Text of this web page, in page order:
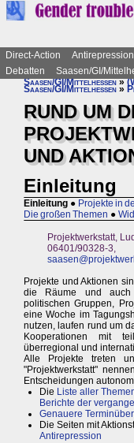
Direct-Action Antirepression
Debatten
Saasen/GI/
Saasen/GI/Mittelhessen»
Saasen/GI/Mittelhessen »
RUND UM
UND
Einleitung
Einleitung ● Projekte in
Die großen Themen ●
Projektwerkstatt,
06401/
Projekte und Aktionen
die Räume und auch
politischen Gruppen,
eine Woche im
nutzen, laufen rund um
Kooperationen mit
überregional und
Alle Projekte treten
"Projektwerkstatt"
Entscheidungen
Die Liste aller
Berichte der
Genauere
Die Seiten mit
Antirepression